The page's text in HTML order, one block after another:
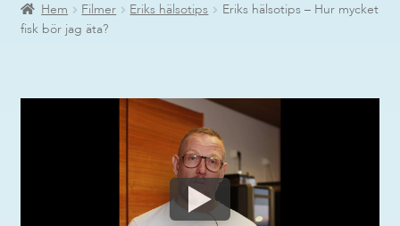
Hem Filmer Eriks hälsotips
Eriks hälsotips – Hur mycket
fisk bör jag äta?